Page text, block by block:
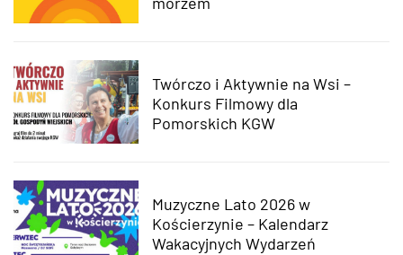
Twórczo i Aktywnie na Wsi –
Konkurs Filmowy dla
Pomorskich KGW
Muzyczne Lato 2026 w
Kościerzynie – Kalendarz
Wakacyjnych Wydarzeń